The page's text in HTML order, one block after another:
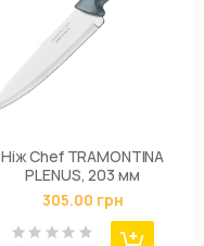
Ніж Chef TRAMONTINA
PLENUS, 203 мм
305.00 грн